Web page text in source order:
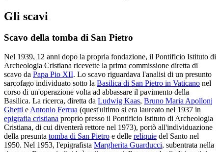
Gli scavi
Scavo della tomba di San Pietro
Nel 1939, 12 anni dopo la propria fondazione, il Pontificio Istituto di
Archeologia Cristiana ricevette la prima commissione diretta di
scavo da Papa Pio XII. Lo scavo riguardava l'analisi di un presunto
sarcofago individuato sotto la Basilica di San Pietro in Vaticano nel
corso di un'operazione volta ad abbassare il pavimento della
Basilica. La ricerca, diretta da Ludwig Kaas, Bruno Maria Apollonj
Ghetti e Antonio Ferrua (quest'ultimo si era laureato nel 1937 in
epigrafia cristiana proprio presso il Pontificio Istituto di Archeologia
Cristiana, di cui diventerà rettore nel 1973), portò all'individuazione
della presunta tomba di San Pietro e delle reliquie del Santo nel
1950. Nel 1953, l'epigrafista Margherita Guarducci, subentrata nella